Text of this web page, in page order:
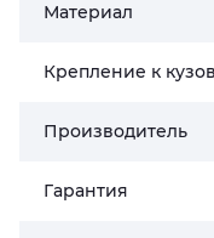
Материал
Крепление к
Производитель
Гарантия